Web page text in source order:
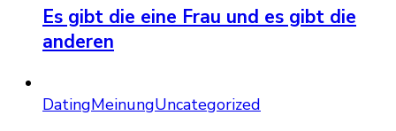
Es gibt die eine Frau und es gibt die
anderen
DatingMeinungUncategorized